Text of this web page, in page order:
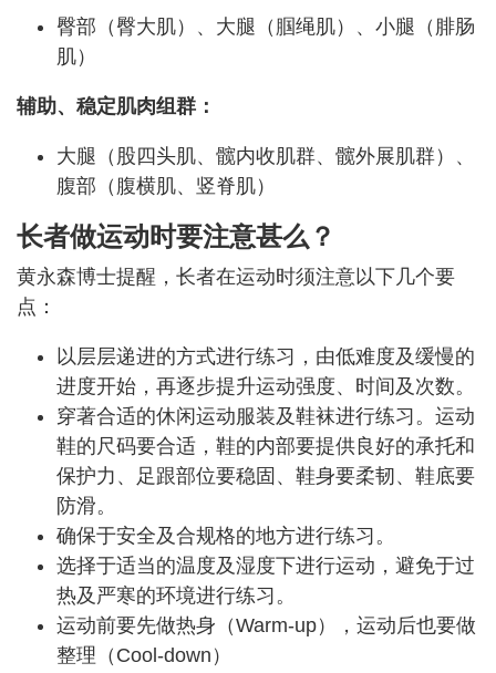
臀部（臀大肌）、大腿（腘绳肌）、小腿（腓肠
肌）
辅助、稳定肌肉组群：
大腿（股四头肌、髋内收肌群、髋外展肌群）、
腹部（腹横肌、竖脊肌）
长者做运动时要注意甚么？
黄永森博士提醒，长者在运动时须注意以下几个要
点：
以层层递进的方式进行练习，由低难度及缓慢的
进度开始，再逐步提升运动强度、时间及次数。
穿著合适的休闲运动服装及鞋袜进行练习。运动
鞋的尺码要合适，鞋的内部要提供良好的承托和
保护力、足跟部位要稳固、鞋身要柔韧、鞋底要
防滑。
确保于安全及合规格的地方进行练习。
选择于适当的温度及湿度下进行运动，避免于过
热及严寒的环境进行练习。
运动前要先做热身（Warm-up），运动后也要做
整理（Cool-down）